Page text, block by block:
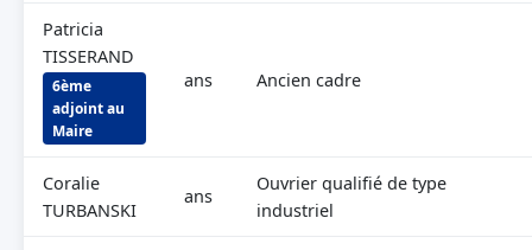
Patricia
TISSERAND
6ème
adjoint au
Maire
ans Ancien cadre
Coralie
TURBANSKI
ans
Ouvrier qualifié de type
industriel